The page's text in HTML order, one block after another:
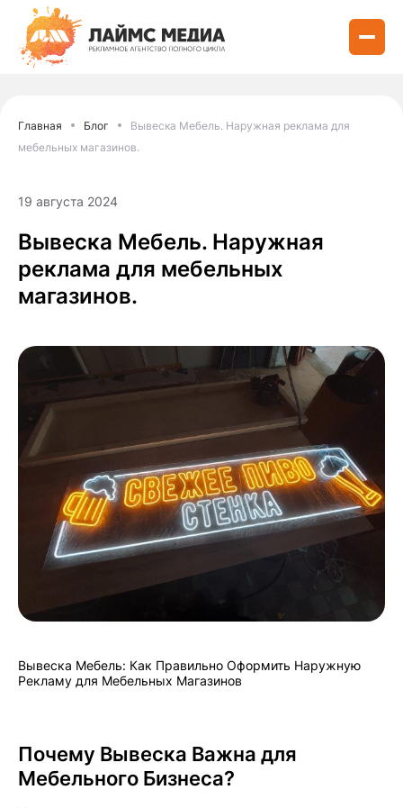
Главная Блог
Вывеска Мебель. Наружная реклама для
мебельных магазинов.
19 августа 2024
Вывеска Мебель. Наружная
реклама для мебельных
магазинов.
Вывеска Мебель: Как Правильно Оформить Наружную
Рекламу для Мебельных Магазинов
Почему Вывеска Важна для
Мебельного Бизнеса?